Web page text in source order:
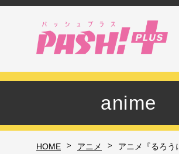
anime
HOME > アニメ >
アニメ『るろう